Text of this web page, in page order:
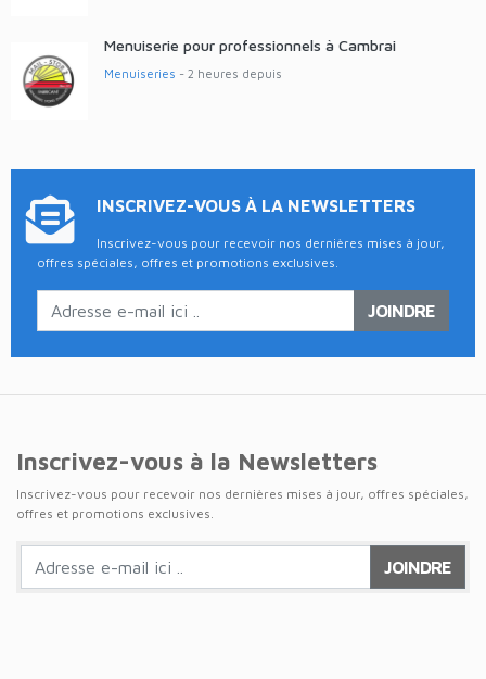
Menuiserie pour professionnels à Cambrai
Menuiseries - 2 heures depuis
INSCRIVEZ-VOUS À LA NEWSLETTERS
Inscrivez-vous pour recevoir nos dernières mises à jour,
offres spéciales, offres et promotions exclusives.
JOINDRE
Inscrivez-vous à la Newsletters
Inscrivez-vous pour recevoir nos dernières mises à jour, offres spéciales,
offres et promotions exclusives.
JOINDRE